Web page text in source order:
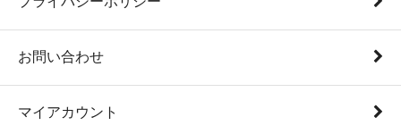
お問い合わせ
マイアカウント